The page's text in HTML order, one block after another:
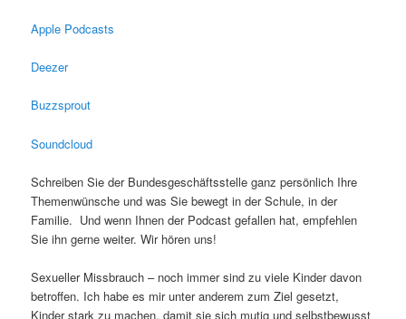
Apple Podcasts
Deezer
Buzzsprout
Soundcloud
Schreiben Sie der Bundesgeschäftsstelle ganz persönlich Ihre
Themenwünsche und was Sie bewegt in der Schule, in der
Familie. Und wenn Ihnen der Podcast gefallen hat, empfehlen
Sie ihn gerne weiter. Wir hören uns!
Sexueller Missbrauch – noch immer sind zu viele Kinder davon
betroffen. Ich habe es mir unter anderem zum Ziel gesetzt,
Kinder stark zu machen, damit sie sich mutig und selbstbewusst